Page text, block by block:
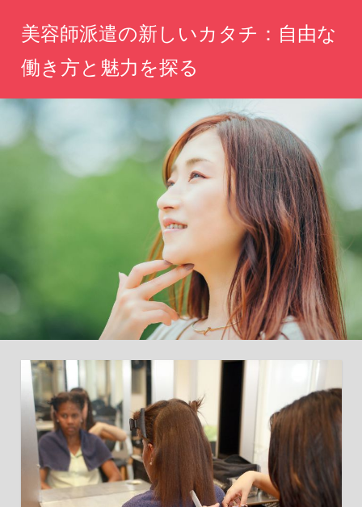
ツ
ス
美容師派遣の新しいカタチ：自由な
働き方と魅力を探る
分
し
す
新
た
つ